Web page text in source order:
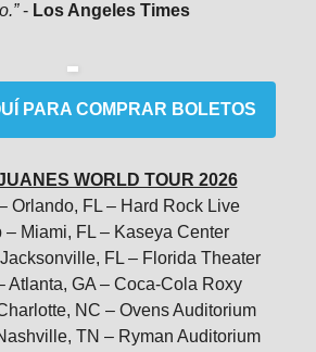
- Los Angeles Times
PARA COMPRAR BOLETOS
WORLD TOUR 2026
Orlando, FL – Hard Rock Live
– Miami, FL – Kaseya Center
FL – Florida Theater
Atlanta, GA – Coca-Cola Roxy
NC – Ovens Auditorium
TN – Ryman Auditorium